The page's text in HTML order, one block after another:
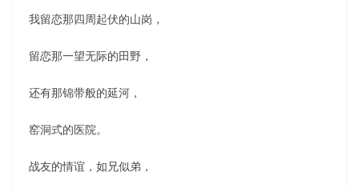
我留恋那四周起伏的山岗，
留恋那一望无际的田野，
还有那锦带般的延河，
窑洞式的医院。
战友的情谊，如兄似弟，